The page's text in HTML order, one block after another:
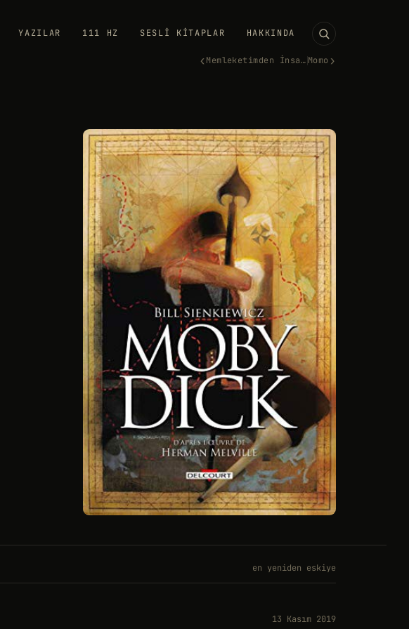
YAZILAR 111 HZ SESLI KITAPLAR HAKKINDA
‹ Memleketimden İnsan Manzarala… Momo ›
en yeniden eskiye
13 Kasım 2019